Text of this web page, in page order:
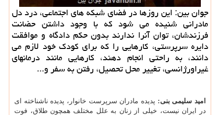
جوان بین: این روزها در فضای شبكه های اجتماعی، درد دل
مادرانی شنیده می شود كه با وجود داشتن حضانت
فرزندشان، توان آنرا ندارند بدون حكم دادگاه و موافقت
دایره سرپرستی، كارهایی را كه برای كودك خود لازم می
دانند، به راحتی انجام دهند، كارهایی مانند درمانهای
غیراورژانسی، تغییر محل تحصیل، رفتن به سفر و...
امید سلیمی بنی: پدیده مادران سرپرست خانوار، پدیده ناشناخته ای
در ایران نیست، خیلی از زنان به علل مختلف همچون طلاق، فوت